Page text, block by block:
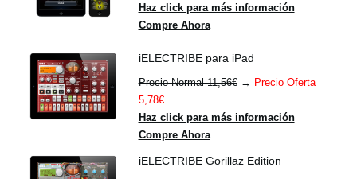
Haz click para más información
Compre Ahora
iELECTRIBE para iPad
Precio Normal 11,56€→ Precio Oferta
5,78€
Haz click para más información
Compre Ahora
iELECTRIBE Gorillaz Edition